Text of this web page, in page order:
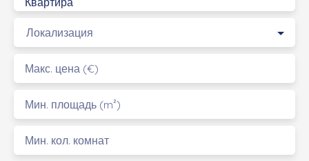
Локализация
Макс. цена (€)
Мин. площадь (m²)
Мин. кол. комнат